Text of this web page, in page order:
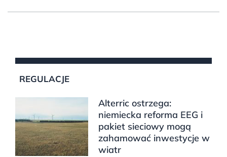
REGULACJE
Alterric ostrzega:
niemiecka reforma EEG i
pakiet sieciowy mogą
zahamować inwestycje w
wiatr